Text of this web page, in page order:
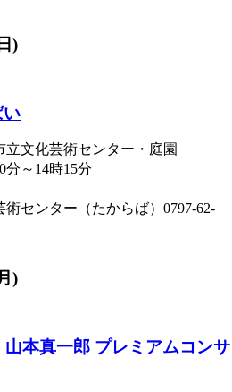
)
い
立文化芸術センター・庭園
分～14時15分
術センター（たからば）0797-62-
)
山本真一郎 プレミアムコンサ